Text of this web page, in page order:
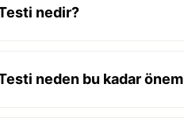
nedir?
neden bu kadar